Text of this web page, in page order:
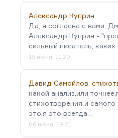
Александр Куприн
Да, я согласна с вами,
Александр Куприн -
сильный писатель, каких
15 июня, 11:29
Давид Самойлов,
какой анализ,или
стихотворения и
это,я это всегда…
06 июня, 19:21